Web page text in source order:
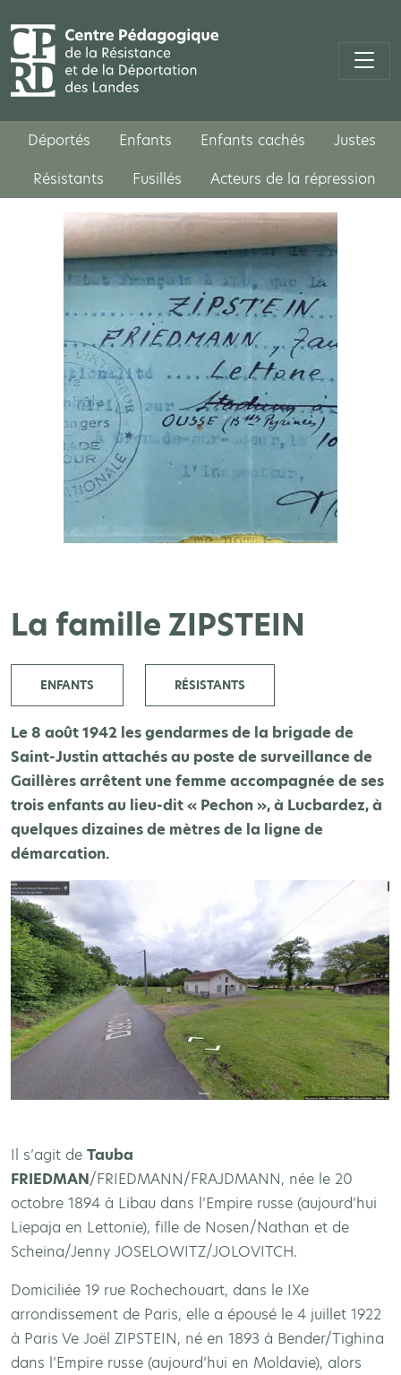
Déportés Enfants Enfants cachés
Justes
Résistants
Fusillés Acteurs de la répression
La famille ZIPSTEIN
ENFANTS RÉSISTANTS
Le 8 août 1942 les gendarmes de la brigade de
Saint-Justin attachés au poste de surveillance de
Gaillères arrêtent une femme accompagnée de ses
trois enfants au lieu-dit « Pechon », à Lucbardez, à
quelques dizaines de mètres de la ligne de
démarcation.
Il s’agit de Tauba
FRIEDMAN/FRIEDMANN/FRAJDMANN, née le 20
octobre 1894 à Libau dans l’Empire russe (aujourd’hui
Liepaja en Lettonie), fille de Nosen/Nathan et de
Scheina/Jenny JOSELOWITZ/JOLOVITCH.
Domiciliée 19 rue Rochechouart, dans le IXe
arrondissement de Paris, elle a épousé le 4 juillet 1922
à Paris Ve Joël ZIPSTEIN, né en 1893 à Bender/Tighina
dans l’Empire russe (aujourd’hui en Moldavie), alors